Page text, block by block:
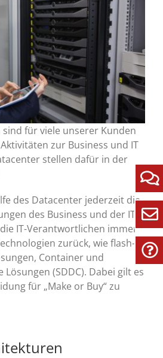
sind für viele unserer Kunden
zur Business und IT
stellen dafür in der
des Datacenter jederzeit die
des Business und der IT
IT-Verantwortlichen immer
zurück, wie flash-
Container und
(SDDC). Dabei gilt es
für „Make or Buy“ zu